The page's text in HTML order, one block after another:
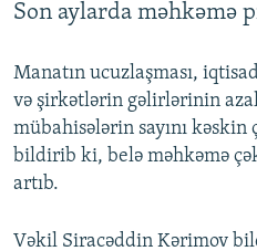
Son aylarda məhkəmə
Manatın ucuzlaşması,
və şirkətlərin gəlirlərinin
mübahisələrin sayını
bildirib ki, belə məhkəmə
artıb.
Vəkil Siracəddin Kərimov